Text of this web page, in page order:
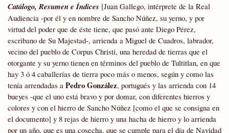
Catálogo, Resumen e Índices [Juan Gallego, intérprete de la Real
Audiencia -por él y en nombre de Sancho Núñez, su yerno, y por
virtud del poder que de éste tiene, que pasó ante Diego Pérez,
escribano de Su Majestad-, arrienda a Miguel de Cuadros, labrador,
vecino del pueblo de Corpus Christi, una heredad de tierras que el
otorgante y su yerno tienen en términos del pueblo de Tultitlan, en que
hay 3 ó 4 caballerías de tierra poco más o menos, según y como las
tenía arrendadas a Pedro González, portugués y las arrienda con 14
bueyes -que el uno está bravo y por domar, con diferentes hierros y
colores y con el hierro de Sancho Núñez [como el que se consigna en
el documento] y 8 rejas de hierro y una hacha de hierro y lo arrienda
por un año, que es una cosecha, que se cumple para el día de Navidad